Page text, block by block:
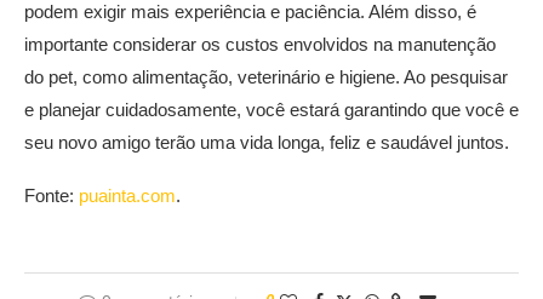
podem exigir mais experiência e paciência. Além disso, é
importante considerar os custos envolvidos na manutenção
do pet, como alimentação, veterinário e higiene. Ao pesquisar
e planejar cuidadosamente, você estará garantindo que você e
seu novo amigo terão uma vida longa, feliz e saudável juntos.
Fonte: puainta.com.